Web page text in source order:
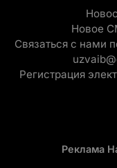
Новое
Связаться с нами
Регистрация
Реклама